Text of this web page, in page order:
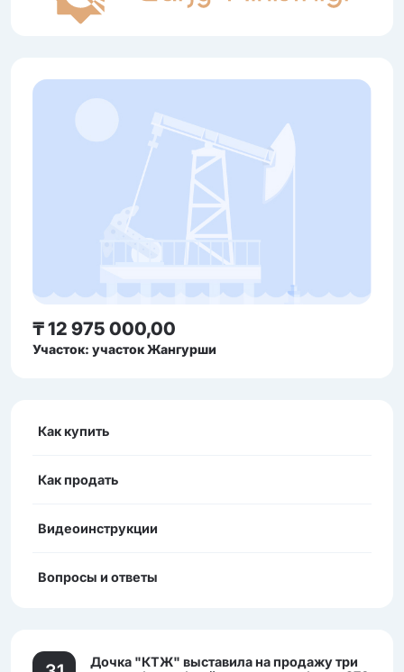
₸ 12 975 000,00
Участок: участок Жангурши
Как купить
Как продать
Видеоинструкции
Вопросы и ответы
Дочка "КТЖ" выставила на продажу три